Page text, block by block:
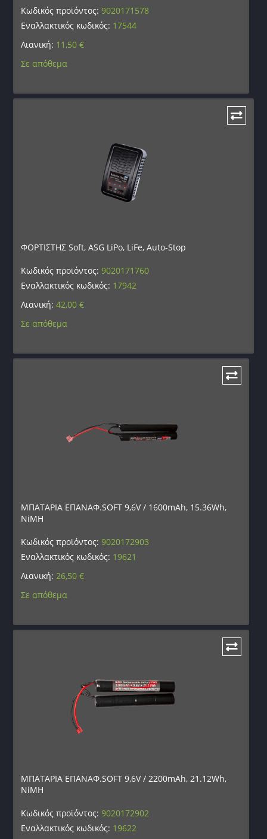
Κωδικός προϊόντος:9020171578
Εναλλακτικός κωδικός: 17544
Λιανική: 11,50€
Σε απόθεμα
ΦΟΡΤΙΣΤΗΣ Soft, ASG LiPo, LiFe, Auto-Stop
Κωδικός προϊόντος:9020171760
Εναλλακτικός κωδικός: 17942
Λιανική:42,00€
Σε απόθεμα
ΜΠΑΤΑΡΙΑ ΕΠΑΝΑΦ.SOFT 9,6V / 1600mAh, 15.36Wh,
NiMH
Κωδικός προϊόντος:9020172903
Εναλλακτικός κωδικός: 19621
Λιανική:26,50€
Σε απόθεμα
ΜΠΑΤΑΡΙΑ ΕΠΑΝΑΦ.SOFT 9,6V / 2200mAh, 21.12Wh,
NiMH
Κωδικός προϊόντος:9020172902
Εναλλακτικός κωδικός: 19622